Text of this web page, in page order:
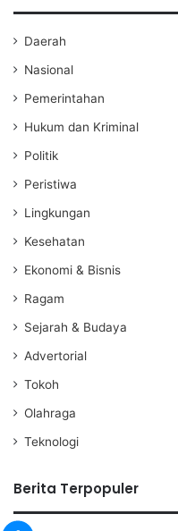
Daerah
Nasional
Pemerintahan
Hukum dan Kriminal
Politik
Peristiwa
Lingkungan
Kesehatan
Ekonomi & Bisnis
Ragam
Sejarah & Budaya
Advertorial
Tokoh
Olahraga
Teknologi
Berita Terpopuler